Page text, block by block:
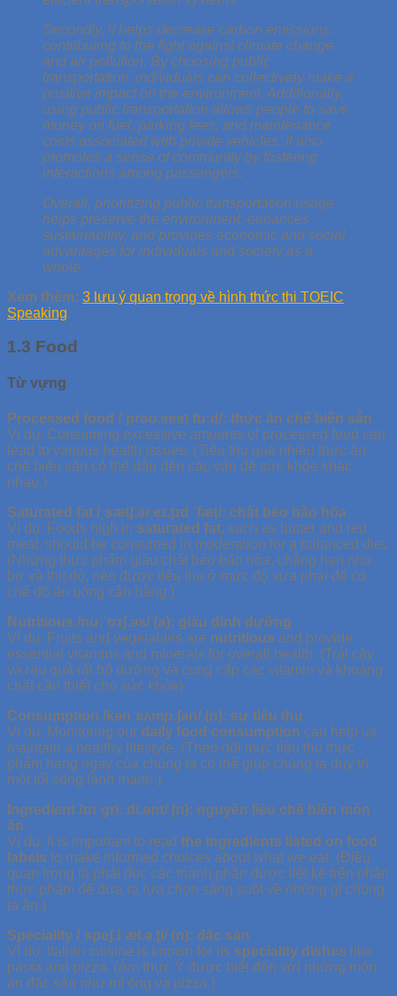
Secondly, it helps decrease carbon emissions,
contributing to the fight against climate change
and air pollution. By choosing public
transportation, individuals can collectively make a
positive impact on the environment. Additionally,
using public transportation allows people to save
money on fuel, parking fees, and maintenance
costs associated with private vehicles. It also
promotes a sense of community by fostering
interactions among passengers.
Overall, prioritizing public transportation usage
helps preserve the environment, enhances
sustainability, and provides economic and social
advantages for individuals and society as a
whole.
Xem thêm: 3 lưu ý quan trọng về hình thức thi TOEIC
Speaking
1.3 Food
Từ vựng
Processed food /ˈprəʊ.sest fuːd/: thức ăn chế biến sẵn
Ví dụ: Consuming excessive amounts of processed food can
lead to various health issues. (Tiêu thụ quá nhiều thức ăn
chế biến sẵn có thể dẫn đến các vấn đề sức khỏe khác
nhau.)
Saturated fat /ˌsætʃ.ər.eɪ.t̬ɪd ˈfæt/: chất béo bão hòa
Ví dụ: Foods high in saturated fat, such as butter and red
meat, should be consumed in moderation for a balanced diet.
(Những thực phẩm giàu chất béo bão hòa, chẳng hạn như
bơ và thịt đỏ, nên được tiêu thụ ở mức độ vừa phải để có
chế độ ăn uống cân bằng.)
Nutritious /nuːˈtrɪʃ.əs/ (a): giàu dinh dưỡng
Ví dụ: Fruits and vegetables are nutritious and provide
essential vitamins and minerals for overall health. (Trái cây
và rau quả rất bổ dưỡng và cung cấp các vitamin và khoáng
chất cần thiết cho sức khỏe)
Consumption /kənˈsʌmp.ʃən/ (n): sự tiêu thụ
Ví dụ: Monitoring our daily food consumption can help us
maintain a healthy lifestyle. (Theo dõi mức tiêu thụ thực
phẩm hàng ngày của chúng ta có thể giúp chúng ta duy trì
một lối sống lành mạnh.)
Ingredient /ɪnˈgriː.di.ənt/ (n): nguyên liệu chế biến món
ăn
Ví dụ: It is important to read the ingredients listed on food
labels to make informed choices about what we eat. (Điều
quan trọng là phải đọc các thành phần được liệt kê trên nhãn
thực phẩm để đưa ra lựa chọn sáng suốt về những gì chúng
ta ăn.)
Speciality /ˌspeʃ.iˈæl.ə.t̬i/ (n): đặc sản
Ví dụ: Italian cuisine is known for its speciality dishes like
pasta and pizza. (Ẩm thực Ý được biết đến với những món
ăn đặc sản như mì ống và pizza.)